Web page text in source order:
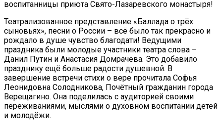
воспитанницы приюта Свято-Лазаревского монастыря!
Театрализованное представление «Баллада о трёх
сыновьях», песни о России – всё было так прекрасно и
рождало в душе чувство благодати! Ведущими
праздника были молодые участники театра слова –
Данил Путин и Анастасия Домрачева. Это добавило
празднику ещё больше радости душевной. В
завершение встречи стихи о вере прочитала Софья
Леонидовна Солодникова, Почётный гражданин города
Верещагино. Она поделилась с аудиторией своими
переживаниями, мыслями о духовном воспитании детей
и молодёжи.